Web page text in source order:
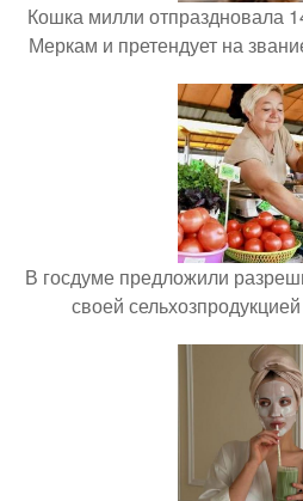
Кошка милли отпраздновала
Меркам и претендует на
В госдуме предложили
своей